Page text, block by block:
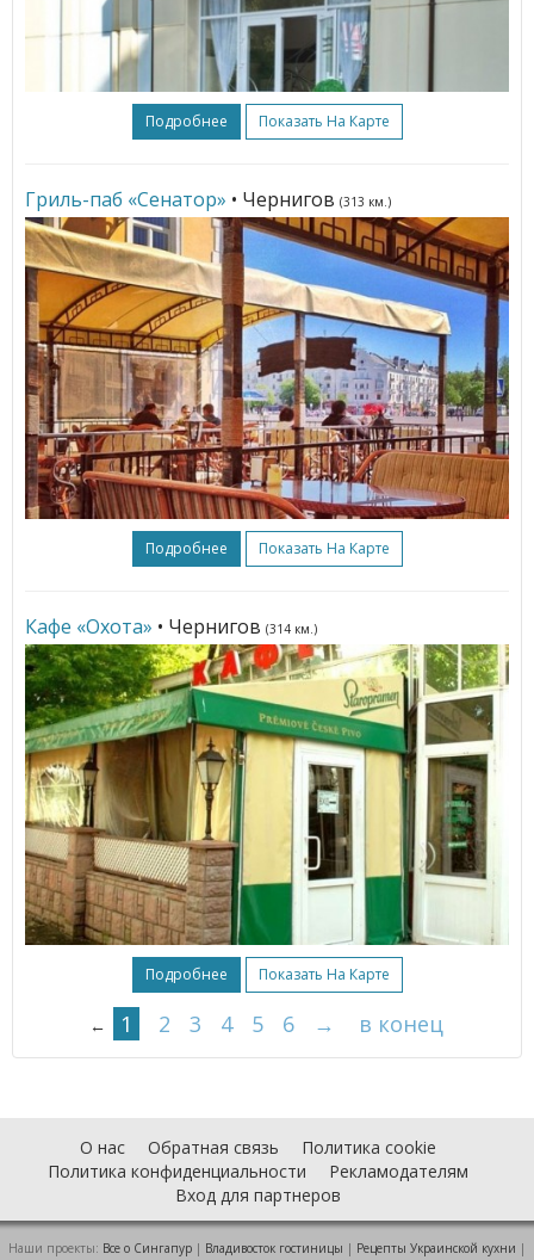
Подробнее Показать На Карте
Гриль-паб «Сенатор» • Чернигов (313 км.)
Подробнее Показать На Карте
Кафе «Охота» • Чернигов (314 км.)
Подробнее Показать На Карте
← 1 2 3 4 5 6 → в конец
О нас Обратная связь
Политика cookie
Политика конфиденциальности
Рекламодателям
Вход для партнеров
Наши проекты: Все о Cингапур | Владивосток гостиницы | Рецепты Украинской кухни |